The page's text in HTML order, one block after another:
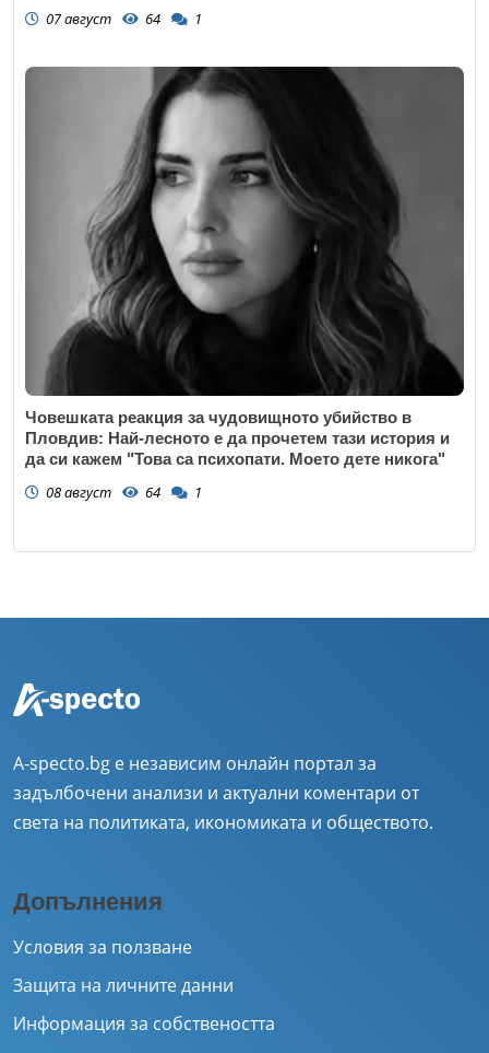
07 август 64 1
Човешката реакция за чудовищното убийство в
Пловдив: Най-лесното е да прочетем тази история и
да си кажем "Това са психопати. Моето дете никога"
08 август 64 1
A-specto.bg е независим онлайн портал за
задълбочени анализи и актуални коментари от
света на политиката, икономиката и обществото.
Допълнения
Условия за ползване
Защита на личните данни
Информация за собствеността